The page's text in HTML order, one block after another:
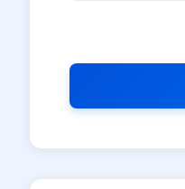
社交平台
选择防红平台类型